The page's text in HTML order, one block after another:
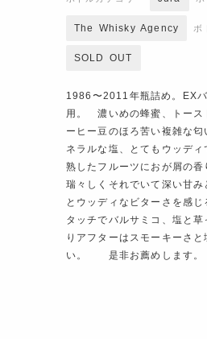
The Whisky Agency ボ
SOLD OUT
1986〜2011年瓶詰め。EX
用。 濃いめの蜂蜜、トース
ーヒー豆のほろ苦い複雑な匂
ネラルな塩、とてもウッデ
熟したフルーツにおが屑の
瑞々しくそれでいて深い甘
とウッディなビターさを感
タッチでバルサミコ、塩と
りアフターはスモーキーさと
い。 是非お薦めします。